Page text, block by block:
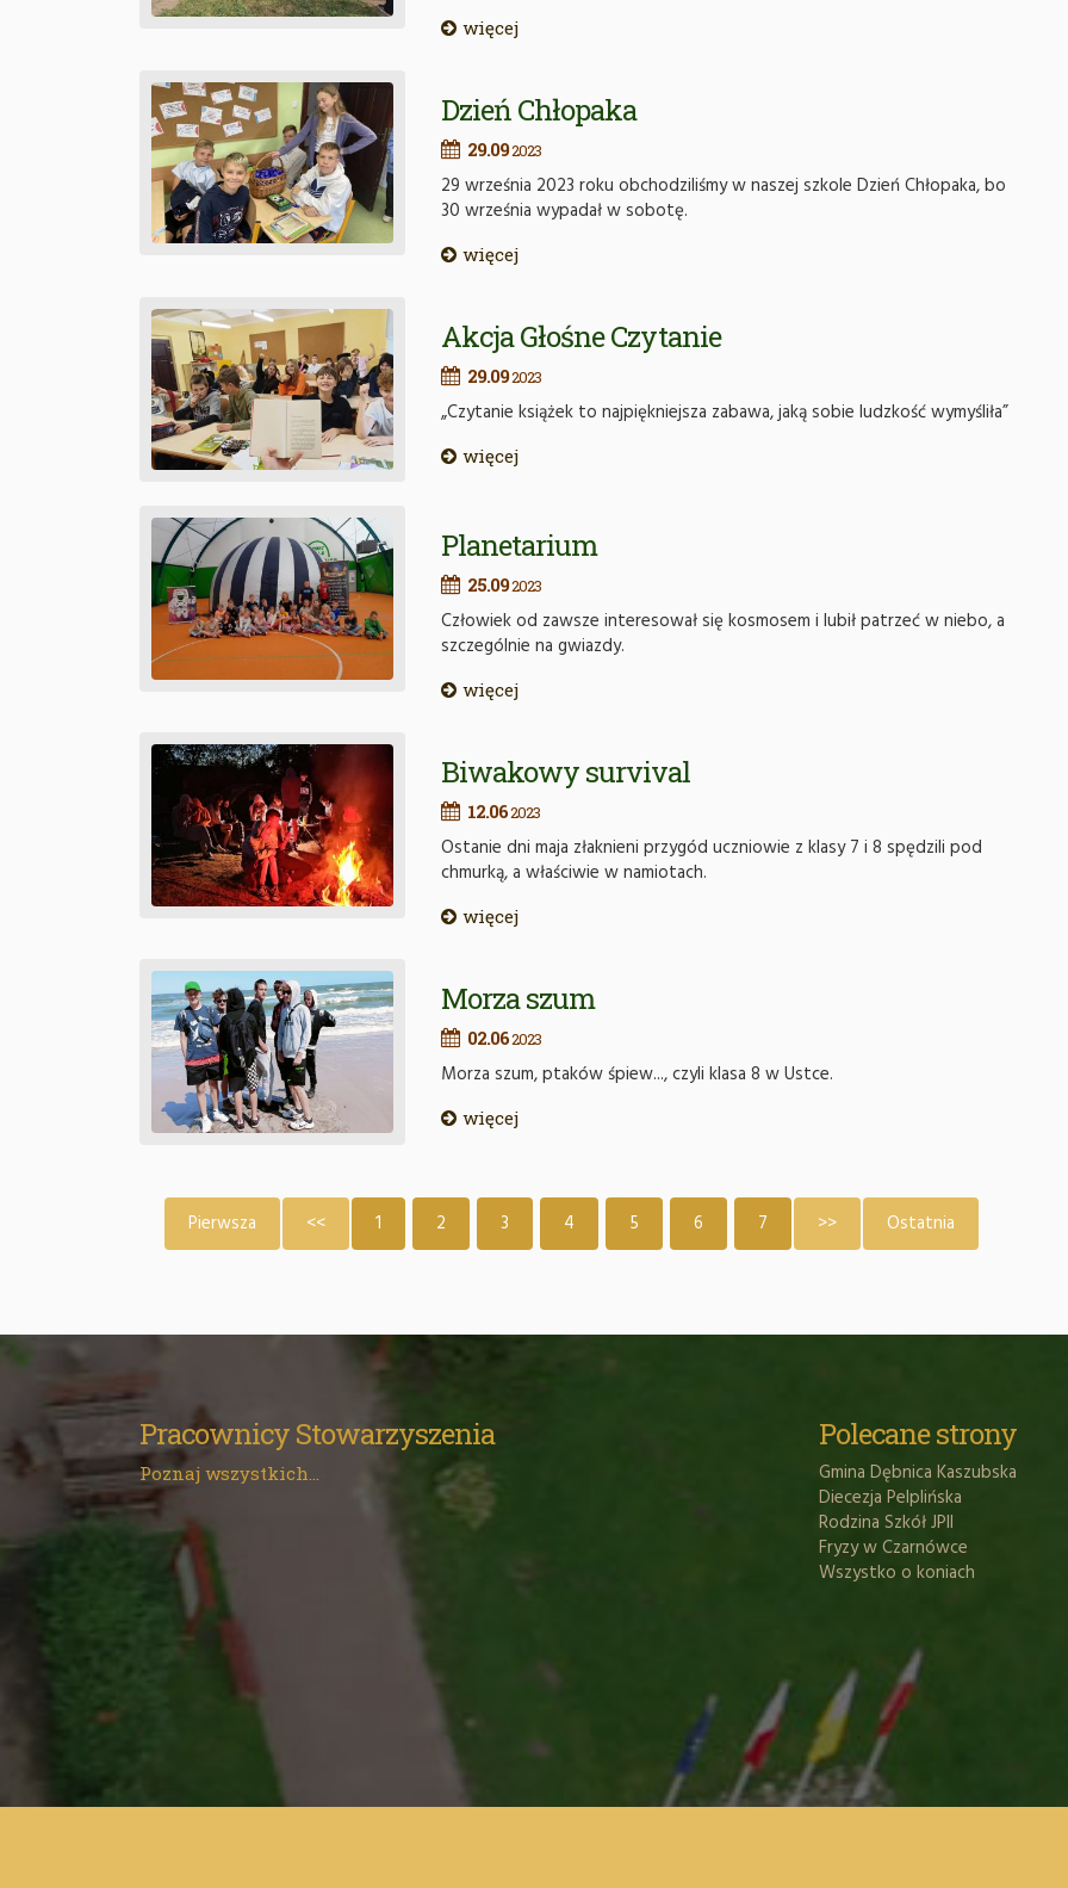
więcej
Dzień Chłopaka
29.092023
29 września 2023 roku obchodziliśmy w naszej szkole Dzień Chłopaka, bo
30 września wypadał w sobotę.
więcej
Akcja Głośne Czytanie
29.092023
„Czytanie książek to najpiękniejsza zabawa, jaką sobie ludzkość wymyśliła”
więcej
Planetarium
25.092023
Człowiek od zawsze interesował się kosmosem i lubił patrzeć w niebo, a
szczególnie na gwiazdy.
więcej
Biwakowy survival
12.062023
Ostanie dni maja złaknieni przygód uczniowie z klasy 7 i 8 spędzili pod
chmurką, a właściwie w namiotach.
więcej
Morza szum
02.062023
Morza szum, ptaków śpiew..., czyli klasa 8 w Ustce.
więcej
Pierwsza << 1 2 3 4 5 6 7 >> Ostatnia
Pracownicy Stowarzyszenia
Poznaj wszystkich...
Polecane strony
Gmina Dębnica Kaszubska
Diecezja Pelplińska
Rodzina Szkół JPII
Fryzy w Czarnówce
Wszystko o koniach